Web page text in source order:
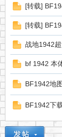
资
[转载]
[转载]
战地1942
bf 1942 本
BF1942地
BF1942下